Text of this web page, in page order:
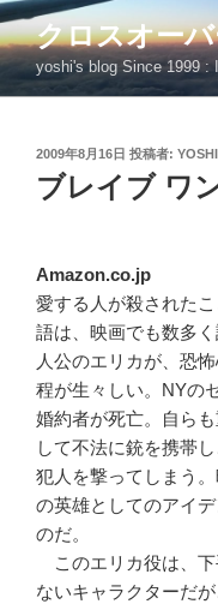
コ
ン
テ
ン
クロスオー
yoshi's blog Since 1999 :
投
日:
2009年8月16日 投稿者: YOSHI
ブレイブ ワ
Amazon.co.jp
愛する人が殺された
語は、映画でも数多
人公のエリカが、恐
程が生々しい。NYの
婚約者が死亡。自ら
して不法に銃を携帯
犯人を撃ってしまう
の英雄としてのアイ
のだ。
このエリカ役は、下
ないキャラクターだ